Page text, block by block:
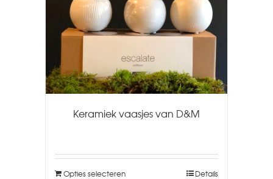
Keramiek vaasjes van D&M
Opties selecteren Details